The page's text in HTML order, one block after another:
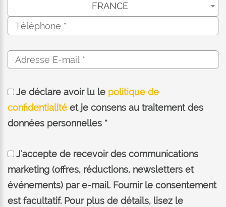
FRANCE
Je déclare avoir lu le politique de
confidentialité et je consens au traitement des
données personnelles *
J'accepte de recevoir des communications
marketing (offres, réductions, newsletters et
événements) par e-mail. Fournir le consentement
est facultatif. Pour plus de détails, lisez le